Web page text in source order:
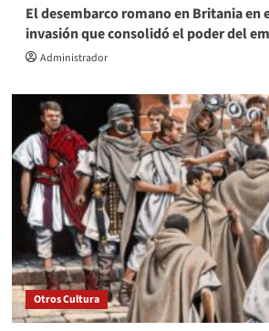
El desembarco romano en Britania en
invasión que consolidó el poder del
Administrador
Otros Cultura